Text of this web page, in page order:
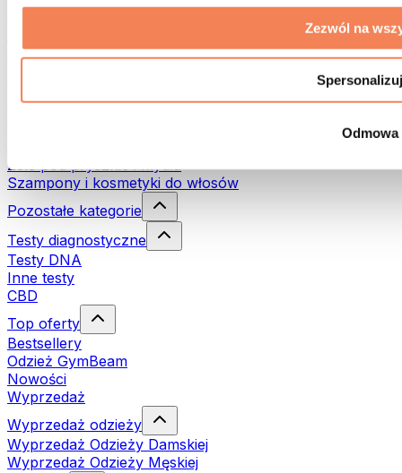
Zezwól na
Spersonalizuj
Odmowa
Filtry i dzbanki do wody
Środki do prania
Żele pod prysznic i mydła
Szampony i kosmetyki do włosów
Pozostałe kategorie
Testy diagnostyczne
Testy DNA
Inne testy
CBD
Top oferty
Bestsellery
Odzież GymBeam
Nowości
Wyprzedaż
Wyprzedaż odzieży
Wyprzedaż Odzieży Damskiej
Wyprzedaż Odzieży Męskiej